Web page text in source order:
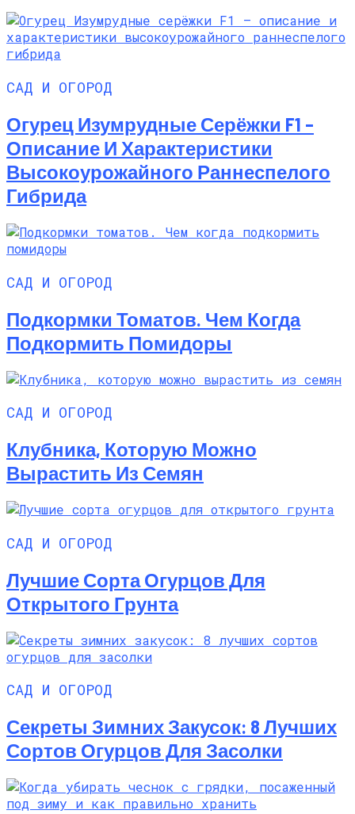
САД И ОГОРОД
Огурец Изумрудные Серёжки F1 –
Описание И Характеристики
Высокоурожайного Раннеспелого
Гибрида
САД И ОГОРОД
Подкормки Томатов. Чем Когда
Подкормить Помидоры
САД И ОГОРОД
Клубника, Которую Можно
Вырастить Из Семян
САД И ОГОРОД
Лучшие Сорта Огурцов Для
Открытого Грунта
САД И ОГОРОД
Секреты Зимних Закусок: 8 Лучших
Сортов Огурцов Для Засолки